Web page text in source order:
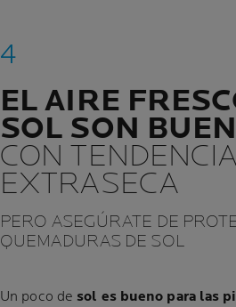
EL AIRE
SOL SON
CON
EXTRASECA
PERO ASEGÚRATE DE
QUEMADURAS DE SOL
Un poco de sol es bueno para las